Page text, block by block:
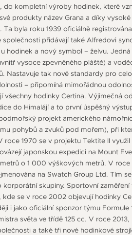
do kompletní výroby hodinek, které
produkty název Grana a díky
byla roku 1939 oficiálně
přidávají také Alfredovi
hodinek a nový symbol – želvu.
vysoce zpevněného pláště) a
Nastavuje tak nové standardy pro
– připomíná mimořádnou
hodinky Certina. Výjimečná
do Himalájí a to první úspěšný
projekt amerického
pohybů a zvuků pod mořem), při
1970 se v projektu Tektite II
japonskou expedici na Mount
o 1 000 výškových metrů. V roce
na Swatch Group Ltd. Tím
skupiny. Sportovní
se v roce 2002 objevují hodinky
i jako oficiální sponzor týmu Formule
světa ve třídě 125 cc. V roce
a také tři nové hodinkové